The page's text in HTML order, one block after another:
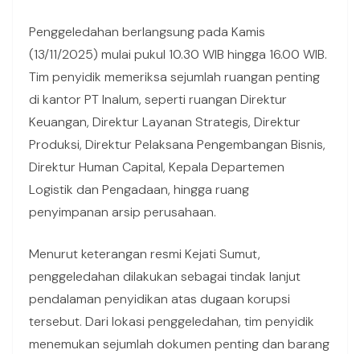
Penggeledahan berlangsung pada Kamis
(13/11/2025) mulai pukul 10.30 WIB hingga 16.00 WIB.
Tim penyidik memeriksa sejumlah ruangan penting
di kantor PT Inalum, seperti ruangan Direktur
Keuangan, Direktur Layanan Strategis, Direktur
Produksi, Direktur Pelaksana Pengembangan Bisnis,
Direktur Human Capital, Kepala Departemen
Logistik dan Pengadaan, hingga ruang
penyimpanan arsip perusahaan.
Menurut keterangan resmi Kejati Sumut,
penggeledahan dilakukan sebagai tindak lanjut
pendalaman penyidikan atas dugaan korupsi
tersebut. Dari lokasi penggeledahan, tim penyidik
menemukan sejumlah dokumen penting dan barang